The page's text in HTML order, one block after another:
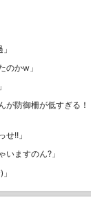
」
のかw 」
」
が防御柵が低すぎる
せ!! 」
いますのん? 」
」